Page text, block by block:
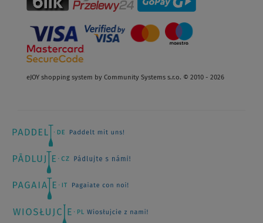
eJOY shopping system by Community Systems s.r.o. © 2010 - 2026